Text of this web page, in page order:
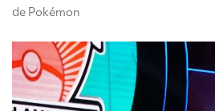
de Pokémon